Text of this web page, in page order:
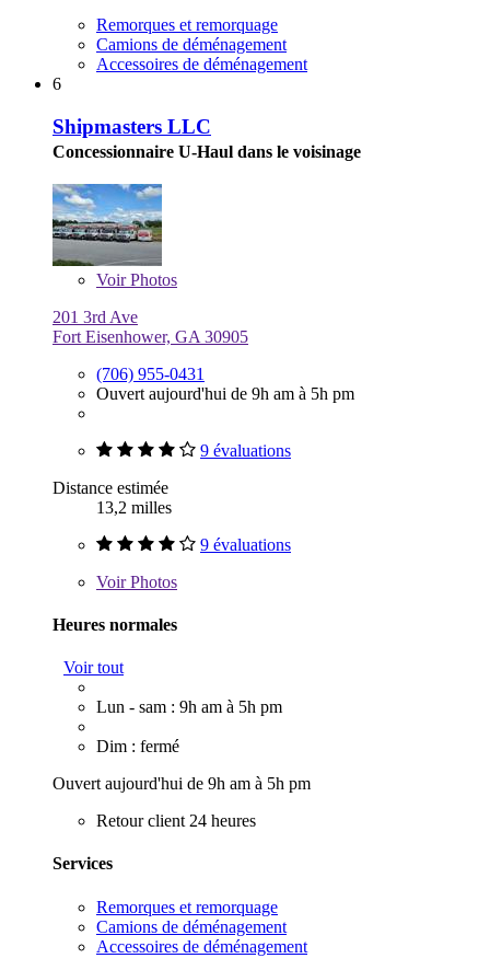
Remorques et remorquage
Camions de déménagement
Accessoires de déménagement
6
Shipmasters LLC
Concessionnaire U-Haul dans le voisinage
VoirPhotos
201 3rd Ave
Fort Eisenhower, GA 30905
(706) 955-0431
Ouvert aujourd'hui de 9h am à 5h pm
9 évaluations
Distance estimée
13,2 milles
9 évaluations
VoirPhotos
Heures normales
Voir tout
Lun - sam : 9h am à 5h pm
Dim : fermé
Ouvert aujourd'hui de 9h am à 5h pm
Retour client 24 heures
Services
Remorques et remorquage
Camions de déménagement
Accessoires de déménagement